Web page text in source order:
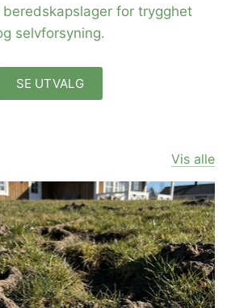
for trygghet
selvforsyning.
SE UTVALG
Vis alle